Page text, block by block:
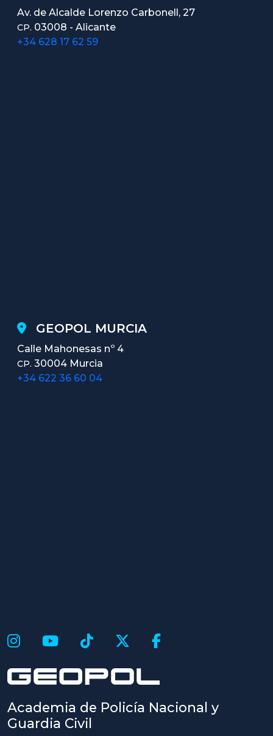
Av. de Alcalde Lorenzo Carbonell, 27
CP. 03008 - Alicante
+34 628 17 62 59
GEOPOL MURCIA
Calle Mahonesas nº 4
CP. 30004 Murcia
+34 622 36 60 04
Academia de Policía Nacional y
Guardia Civil